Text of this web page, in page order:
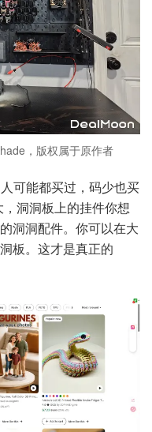
，版权属于原作者
可能都买过，码少也买
洞洞板上的挂件你想
洞洞配件。你可以在大
板。这才是真正的